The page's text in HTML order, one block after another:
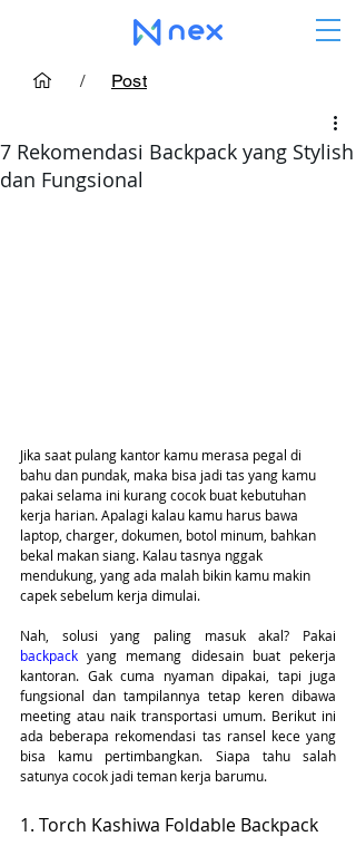
/ Post
7 Rekomendasi Backpack yang Stylish
dan Fungsional
Jika saat pulang kantor kamu merasa pegal di
bahu dan pundak, maka bisa jadi tas yang kamu
pakai selama ini kurang cocok buat kebutuhan
kerja harian. Apalagi kalau kamu harus bawa
laptop, charger, dokumen, botol minum, bahkan
bekal makan siang. Kalau tasnya nggak
mendukung, yang ada malah bikin kamu makin
capek sebelum kerja dimulai.
backpack yang memang didesain buat pekerja
kantoran. Gak cuma nyaman dipakai, tapi juga
fungsional dan tampilannya tetap keren dibawa
meeting atau naik transportasi umum. Berikut ini
ada beberapa rekomendasi tas ransel kece yang
bisa kamu pertimbangkan. Siapa tahu salah
satunya cocok jadi teman kerja barumu.
1. Torch Kashiwa Foldable Backpack